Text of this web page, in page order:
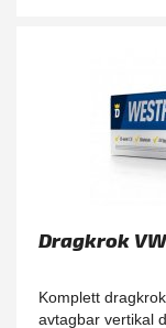
Dragkrok
Komplett
avtagbar vertikal